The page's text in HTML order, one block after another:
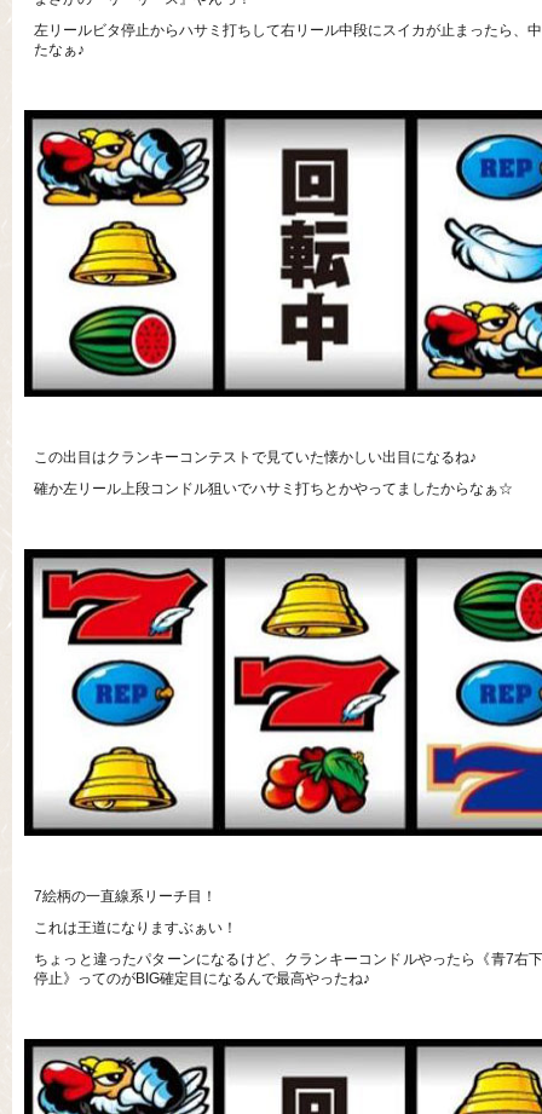
左リールビタ停止からハサミ打ちして右リール中段にスイカが止まったら、
たなぁ♪
この出目はクランキーコンテストで見ていた懐かしい出目になるね♪
確か左リール上段コンドル狙いでハサミ打ちとかやってましたからなぁ☆
7絵柄の一直線系リーチ目！
これは王道になりますぶぁい！
ちょっと違ったパターンになるけど、クランキーコンドルやったら《青7右
停止》ってのがBIG確定目になるんで最高やったね♪